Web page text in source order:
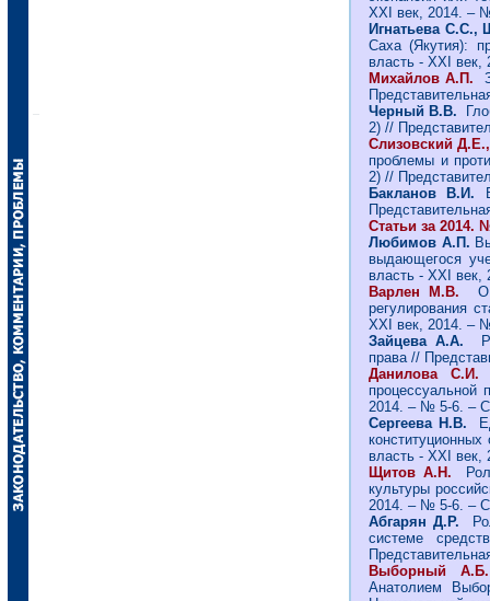
ХХI век, 2014. –
Игнатьева
Саха (Якутия):
власть - ХХI
Михайлов А.П.
Черный В.В.
2) //
Слизовский
проблемы и
2) //
Бакланов В.И.
Статьи за 2014.
Любимов А.П.
выдающегося
власть - ХХI
Варлен М.В. О
регулирования
ХХI век, 2014. –
Зайцева А.А.
права //
Данилова С.И.
процессуальной
2014. – № 5-6. –
Сергеева Н.В.
конституционных
власть - ХХI
Щитов А.Н.
культуры
2014. – № 5-6. –
Абгарян Д.Р.
системе
Выборный А.Б.
Анатолием